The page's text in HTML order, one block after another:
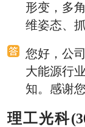
形变，多
维姿态、
您好，公
大能源行
知。感谢
理工光科